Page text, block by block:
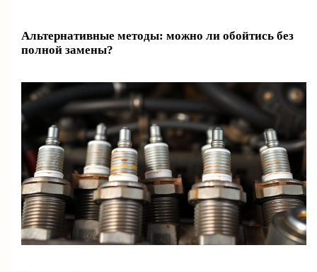
Альтернативные методы: можно ли обойтись без
полной замены?